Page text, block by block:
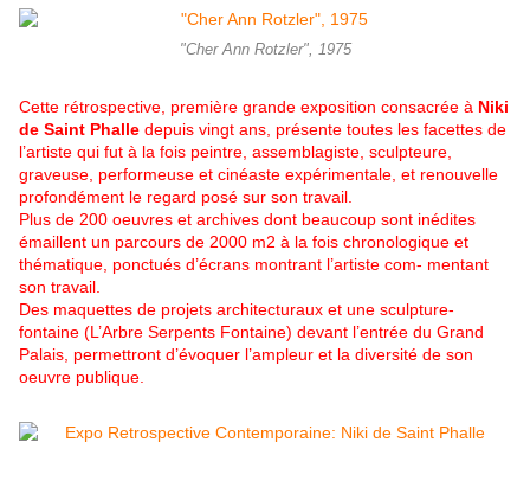
"Cher Ann Rotzler", 1975
Cette rétrospective, première grande exposition consacrée à Niki
de Saint Phalle depuis vingt ans, présente toutes les facettes de
l’artiste qui fut à la fois peintre, assemblagiste, sculpteure,
graveuse, performeuse et cinéaste expérimentale, et renouvelle
profondément le regard posé sur son travail.
Plus de 200 oeuvres et archives dont beaucoup sont inédites
émaillent un parcours de 2000 m2 à la fois chronologique et
thématique, ponctués d’écrans montrant l’artiste com- mentant
son travail.
Des maquettes de projets architecturaux et une sculpture-
fontaine (L’Arbre Serpents Fontaine) devant l’entrée du Grand
Palais, permettront d’évoquer l’ampleur et la diversité de son
oeuvre publique.